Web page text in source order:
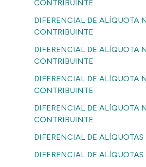
CONTRIBUINTE
DIFERENCIAL DE ALÍQUOTA
CONTRIBUINTE
DIFERENCIAL DE ALÍQUOTA
CONTRIBUINTE
DIFERENCIAL DE ALÍQUOTA
CONTRIBUINTE
DIFERENCIAL DE ALÍQUOTA
CONTRIBUINTE
DIFERENCIAL DE ALÍQUOTAS
DIFERENCIAL DE ALÍQUOTAS